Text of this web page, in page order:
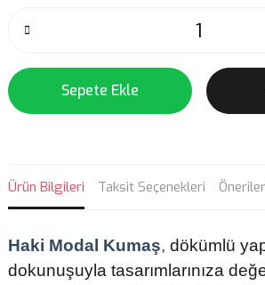
Sepete Ekle
Ürün Bilgileri Taksit Seçenekleri
Haki Modal Kumaş, dökümlü
dokunuşuyla tasarımlarınıza